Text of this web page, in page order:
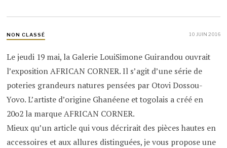
NON CLASSÉ 10 JUIN 2016
Le jeudi 19 mai, la Galerie LouiSimone Guirandou ouvrait
l’exposition AFRICAN CORNER. Il s’agit d’une série de
poteries grandeurs natures pensées par Otovi Dossou-
Yovo. L’artiste d’origine Ghanéene et togolais a créé en
20o2 la marque AFRICAN CORNER.
Mieux qu’un article qui vous décrirait des pièces hautes en
accessoires et aux allures distinguées, je vous propose une